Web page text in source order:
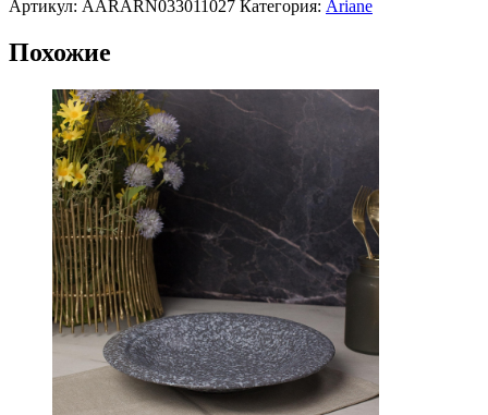
Артикул: AARARN033011027 Категория: Ariane
Похожие